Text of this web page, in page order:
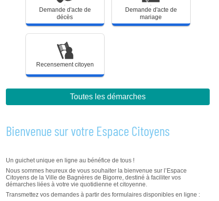
Demande
d'acte
de
décès
Demande d'acte de
décès
Demande
d'acte
de
mariage
Demande d'acte de
mariage
Recensement
citoyen
Recensement citoyen
Toutes les démarches
Bienvenue sur votre Espace Citoyens
Un guichet unique en ligne au bénéfice de tous !
Nous sommes heureux de vous souhaiter la bienvenue sur l’Espace
Citoyens de la Ville de Bagnères de Bigorre, destiné à faciliter vos
démarches liées à votre vie quotidienne et citoyenne.
Transmettez vos demandes à partir des formulaires disponibles en ligne :